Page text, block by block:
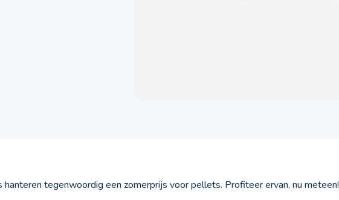
hanteren tegenwoordig een zomerprijs voor pellets. Profiteer ervan, nu meteen!